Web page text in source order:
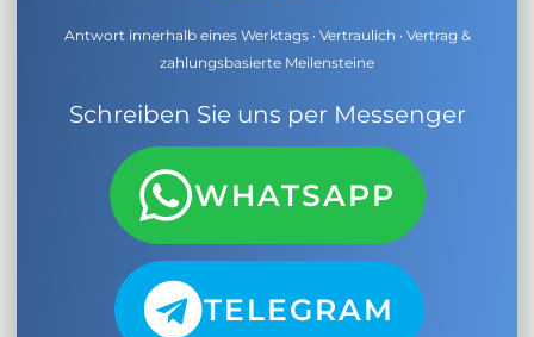
Antwort innerhalb eines Werktags · Vertraulich · Vertrag &
zahlungsbasierte Meilensteine
Schreiben Sie uns per Messenger
WHATSAPP
TELEGRAM